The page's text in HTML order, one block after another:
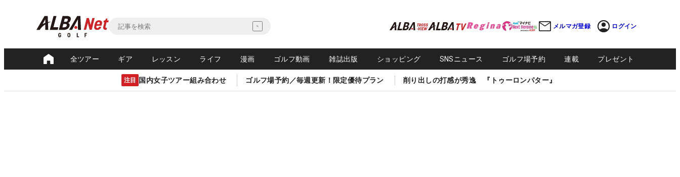
メルマガ登録 ログイン
全ツアー ギア レッスン ライフ 漫画 ゴルフ動画 雑誌出版 ショッピング SNSニュース ゴルフ場予約 連載 プレゼント
注目 国内女子ツアー組み合わせ ゴルフ場予約／毎週更新！限定優待プラン 削り出しの打感が秀逸 『トゥーロンパター』